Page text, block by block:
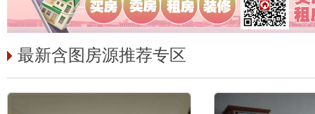
最新含图房源推荐专区